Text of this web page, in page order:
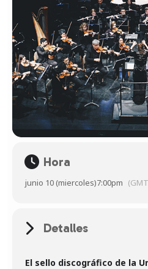
Hora
junio 10 (miercoles)7:00pm
Detalles
El sello discográfico de la